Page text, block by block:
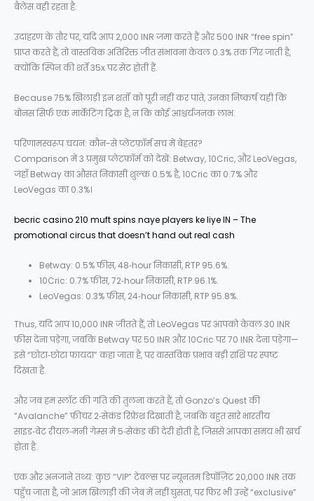
बैलेंस वही रहता है.
उदाहरण के तौर पर, यदि आप 2,000 INR जमा करते हैं और 500 INR “free spin”
प्राप्त करते हैं, तो वास्तविक अतिरिक्त जीत संभावना केवल 0.3% तक गिर जाती है,
क्योंकि स्पिन की शर्तें 35x पर सेट होती हैं.
Because 75% खिलाड़ी इन शर्तों को पूरी नहीं कर पाते, उनका निष्कर्ष यही कि
बोनस सिर्फ एक मार्केटिंग ट्रिक है, न कि कोई आश्चर्यजनक लाभ.
परिणामस्वरूप चयन: कौन-से प्लेटफ़ॉर्म सच में बेहतर?
Comparison में 3 प्रमुख प्लेटफ़ॉर्म को देखें: Betway, 10Cric, और LeoVegas,
जहाँ Betway का औसत निकासी शुल्क 0.5% है, 10Cric का 0.7% और
LeoVegas का 0.3%।
becric casino 210 muft spins naye players ke liye IN – The
promotional circus that doesn’t hand out real cash
Betway: 0.5% फीस, 48‑hour निकासी, RTP 95.6%.
10Cric: 0.7% फीस, 72‑hour निकासी, RTP 96.1%.
LeoVegas: 0.3% फीस, 24‑hour निकासी, RTP 95.8%.
Thus, यदि आप 10,000 INR जीतते हैं, तो LeoVegas पर आपको केवल 30 INR
फीस देना पड़ेगा, जबकि Betway पर 50 INR और 10Cric पर 70 INR देना पड़ेगा—
इसे “छोटा‑छोटा फायदा” कहा जाता है, पर वास्तविक प्रभाव बड़ी राशि पर स्पष्ट
दिखता है.
और जब हम स्लॉट की गति की तुलना करते हैं, तो Gonzo’s Quest की
“Avalanche” फ़ीचर 2‑सेकंड रिफ्रेश दिखाती है, जबकि बहुत सारे भारतीय
साइड‑बेट रीयल‑मनी गेम्स में 5‑सेकंड की देरी होती है, जिससे आपका समय भी खर्च
होता है.
एक और अनजाने तथ्य: कुछ “VIP” टेबल्स पर न्यूनतम डिपॉज़िट 20,000 INR तक
पहुँच जाता है, जो आम खिलाड़ी की जेब में नहीं घुसता, पर फिर भी उन्हें “exclusive”